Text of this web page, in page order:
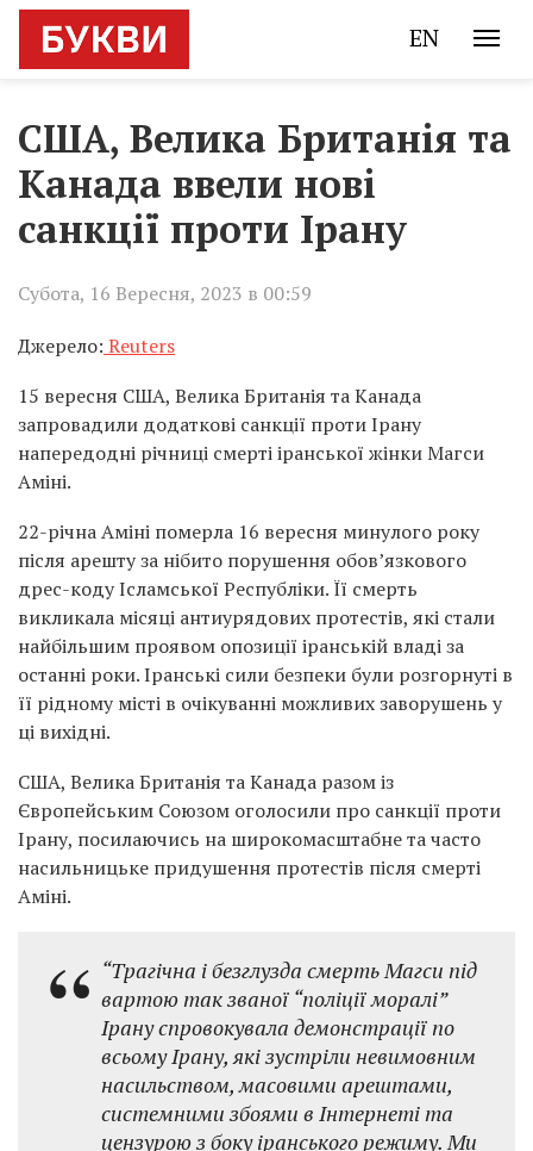
EN
США, Велика Британія та
Канада ввели нові
санкції проти Ірану
Субота, 16 Вересня, 2023 в 00:59
Джерело: Reuters
15 вересня США, Велика Британія та Канада
запровадили додаткові санкції проти Ірану
напередодні річниці смерті іранської жінки Магси
Аміні.
22-річна Аміні померла 16 вересня минулого року
після арешту за нібито порушення обов’язкового
дрес-коду Ісламської Республіки. Її смерть
викликала місяці антиурядових протестів, які стали
найбільшим проявом опозиції іранській владі за
останні роки. Іранські сили безпеки були розгорнуті в
її рідному місті в очікуванні можливих заворушень у
ці вихідні.
США, Велика Британія та Канада разом із
Європейським Союзом оголосили про санкції проти
Ірану, посилаючись на широкомасштабне та часто
насильницьке придушення протестів після смерті
Аміні.
“Трагічна і безглузда смерть Магси під
вартою так званої “поліції моралі”
Ірану спровокувала демонстрації по
всьому Ірану, які зустріли невимовним
насильством, масовими арештами,
системними збоями в Інтернеті та
цензурою з боку іранського режиму. Ми